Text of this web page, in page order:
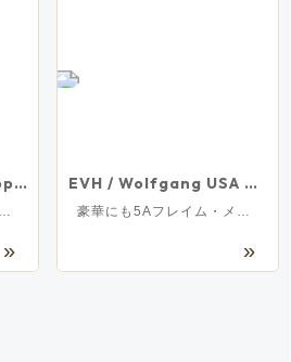
Jackson Custom Shop / Special Edition Dinky Army Drab Green Nitro Relic Club [2026 NAMM SHOW モデル]【3.41kg】[S/N XN19773] EVH / Wolfgang USA Ebony Fingerboard 5A Flame Top Natural イーブイエイチ【3.41kg】[S/N WG17762A]